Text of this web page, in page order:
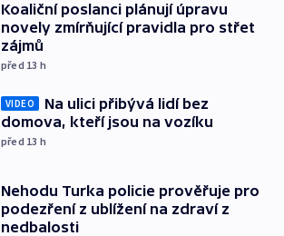
Koaliční poslanci plánují úpravu
novely zmírňující pravidla pro střet
zájmů
před 13 h
VIDEO
Na ulici přibývá lidí bez
domova, kteří jsou na vozíku
před 13 h
Nehodu Turka policie prověřuje pro
podezření z ublížení na zdraví z
nedbalosti